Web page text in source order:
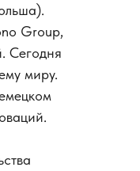
Group,
Сегодня
миру.